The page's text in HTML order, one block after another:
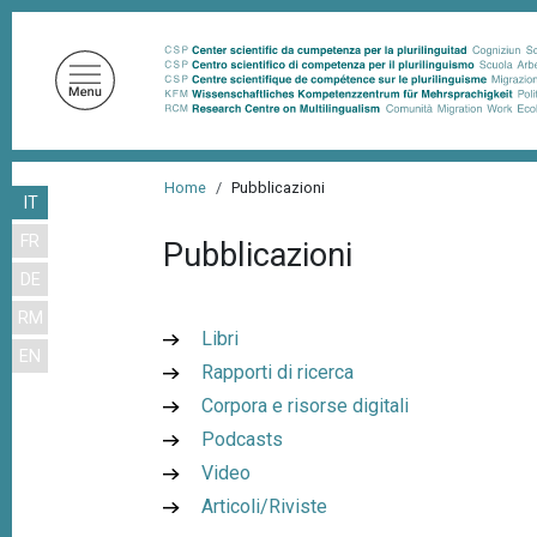
IT
FR
DE
RM
EN
Home Pubblicazioni
Pubblicazioni
Libri
Rapporti di ricerca
Corpora e risorse digitali
Podcasts
Video
Articoli/Riviste